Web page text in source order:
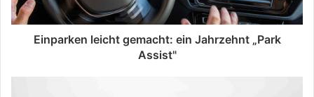
Einparken leicht gemacht: ein Jahrzehnt „Park
Assist"